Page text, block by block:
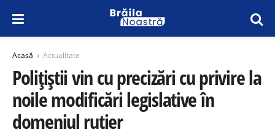
Acasă Actualitate
Polițiștii vin cu precizări cu privire la
noile modificări legislative în
domeniul rutier